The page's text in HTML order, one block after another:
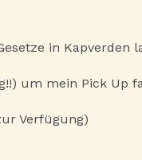
in Kapverden
um mein Pick Up
Verfügung)